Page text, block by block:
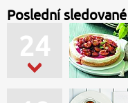
Poslední
22